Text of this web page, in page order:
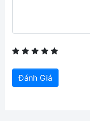
Đánh Giá